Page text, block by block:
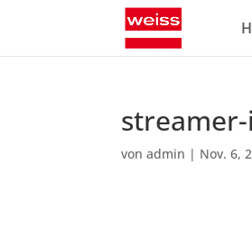
vonadmin | Nov. 6,